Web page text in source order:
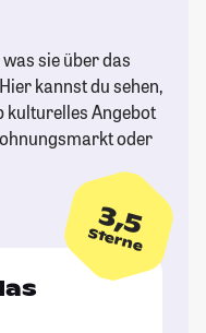
sie über das
kannst du sehen,
kulturelles Angebot
oder
3,5
Sterne